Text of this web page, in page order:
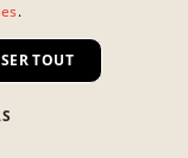
.
TOUT